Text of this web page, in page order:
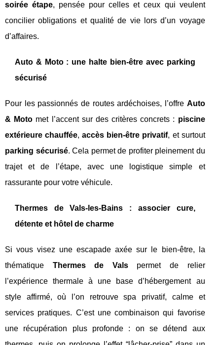
soirée étape, pensée pour celles et ceux qui veulent
concilier obligations et qualité de vie lors d’un voyage
d’affaires.
Auto & Moto : une halte bien-être avec parking
sécurisé
Pour les passionnés de routes ardéchoises, l’offre Auto
& Moto met l’accent sur des critères concrets : piscine
extérieure chauffée,accès bien-être privatif, et surtout
parking sécurisé. Cela permet de profiter pleinement du
trajet et de l’étape, avec une logistique simple et
rassurante pour votre véhicule.
Thermes de Vals-les-Bains : associer cure,
détente et hôtel de charme
Si vous visez une escapade axée sur le bien-être, la
thématique Thermes de Valspermet de relier
l’expérience thermale à une base d’hébergement au
style affirmé, où l’on retrouve spa privatif, calme et
services pratiques. C’est une combinaison qui favorise
une récupération plus profonde : on se détend aux